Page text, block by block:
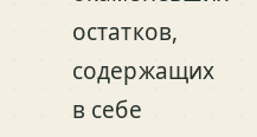
остатков,
содержащих
в себе